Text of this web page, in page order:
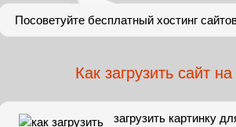
Посоветуйте бесплатный хостинг
Как загрузить сайт
загрузить картинку